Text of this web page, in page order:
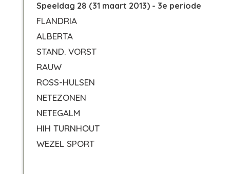
Speeldag 28 (31 maart 2013) - 3e periode
FLANDRIA
ALBERTA
STAND. VORST
RAUW
ROSS-HULSEN
NETEZONEN
NETEGALM
HIH TURNHOUT
WEZEL SPORT